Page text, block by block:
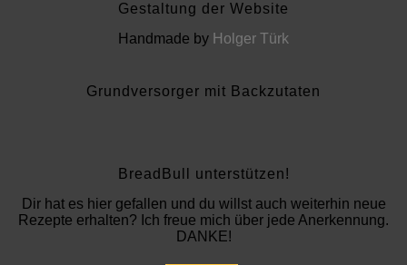
Gestaltung der Website
Handmade by Holger Türk
Grundversorger mit Backzutaten
BreadBull unterstützen!
Dir hat es hier gefallen und du willst auch weiterhin neue
Rezepte erhalten? Ich freue mich über jede Anerkennung.
DANKE!